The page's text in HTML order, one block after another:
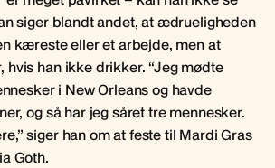
siger blandt andet, at ædrueligheden
kæreste eller et arbejde, men at
han ikke drikker. “Jeg mødte
i New Orleans og havde
og så har jeg såret tre mennesker.
siger han om at feste til Mardi Gras
Goth.